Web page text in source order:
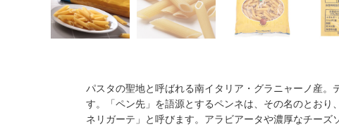
パスタの聖地と呼ばれる南イタリア・グラニャーノ産
す。「ペン先」を語源とするペンネは、その名のとお
ネリガーテ」と呼びます。アラビアータや濃厚なチーズ